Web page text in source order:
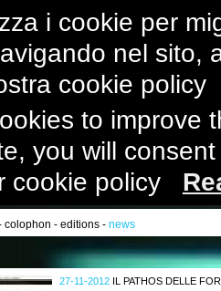
i cookie per
nel sito,
cookie
to improve
you will
cookie policy
colophon - editions - news
27-11-2012 IL PATHOS DELLE